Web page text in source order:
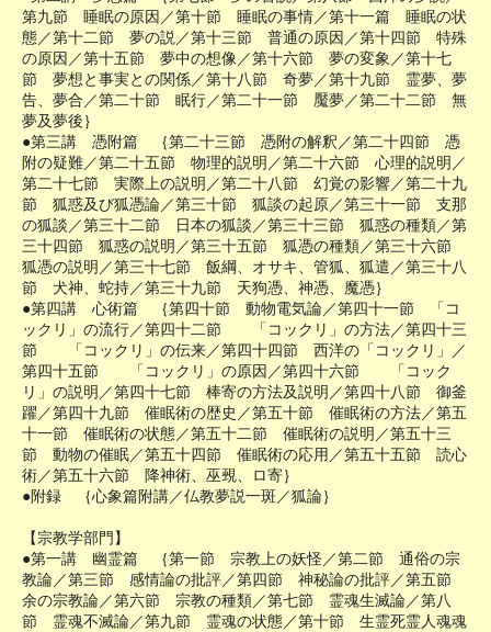
第九節 睡眠の原因／第十節 睡眠の事情／第十一篇 睡眠の状
態／第十二節 夢の説／第十三節 普通の原因／第十四節 特殊
の原因／第十五節 夢中の想像／第十六節 夢の変象／第十七
節 夢想と事実との関係／第十八節 奇夢／第十九節 霊夢、夢
告、夢合／第二十節 眠行／第二十一節 魘夢／第二十二節 無
夢及夢後｝
●第三講 憑附篇 ｛第二十三節 憑附の解釈／第二十四節 憑
附の疑難／第二十五節 物理的説明／第二十六節 心理的説明／
第二十七節 実際上の説明／第二十八節 幻覚の影響／第二十九
節 狐惑及び狐憑論／第三十節 狐談の起原／第三十一節 支那
の狐談／第三十二節 日本の狐談／第三十三節 狐惑の種類／第
三十四節 狐惑の説明／第三十五節 狐憑の種類／第三十六節
狐憑の説明／第三十七節 飯綱、オサキ、管狐、狐遣／第三十八
節 犬神、蛇持／第三十九節 天狗憑、神憑、魔憑｝
●第四講 心術篇 ｛第四十節 動物電気論／第四十一節 「コ
ックリ」の流行／第四十二節 「コックリ」の方法／第四十三
節 「コックリ」の伝来／第四十四節 西洋の「コックリ」／
第四十五節 「コックリ」の原因／第四十六節 「コック
リ」の説明／第四十七節 棒寄の方法及説明／第四十八節 御釜
躍／第四十九節 催眠術の歴史／第五十節 催眠術の方法／第五
十一節 催眠術の状態／第五十二節 催眠術の説明／第五十三
節 動物の催眠／第五十四節 催眠術の応用／第五十五節 読心
術／第五十六節 降神術、巫覡、ロ寄｝
●附録 ｛心象篇附講／仏教夢説一斑／狐論｝
【宗教学部門】
●第一講 幽霊篇 ｛第一節 宗教上の妖怪／第二節 通俗の宗
教論／第三節 感情論の批評／第四節 神秘論の批評／第五節
余の宗教論／第六節 宗教の種類／第七節 霊魂生滅論／第八
節 霊魂不滅論／第九節 霊魂の状態／第十節 生霊死霊人魂魂